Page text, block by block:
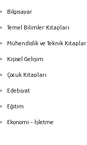
Bilgisayar
Temel Bilimler Kitapları
Mühendislik ve Teknik Kitaplar
Kişisel Gelişim
Çocuk Kitapları
Edebiyat
Eğitim
Ekonomi - İşletme